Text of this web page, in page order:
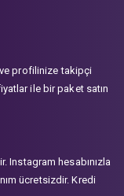
ve profilinize takipçi
ile bir paket satın
Instagram hesabınızla
ücretsizdir. Kredi